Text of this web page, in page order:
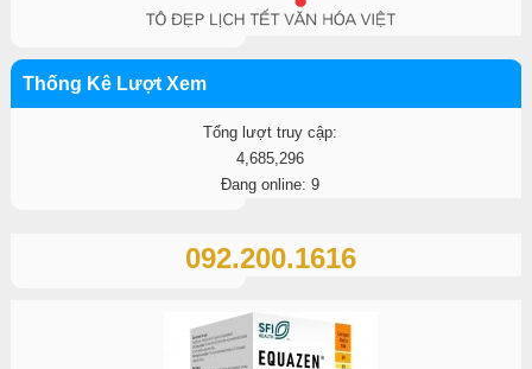
Thống Kê Lượt Xem
Tổng lượt truy cập:
4,685,296
Đang online: 9
092.200.1616